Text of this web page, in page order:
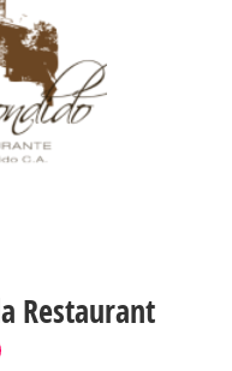
Restaurant